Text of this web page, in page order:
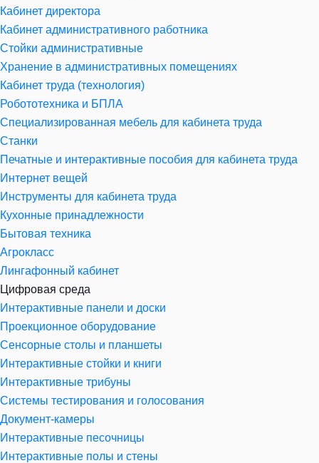
Кабинет директора
Кабинет административного работника
Стойки административные
Хранение в административных помещениях
Кабинет труда (технология)
Робототехника и БПЛА
Специализированная мебель для кабинета труда
Станки
Печатные и интерактивные пособия для кабинета труда
Интернет вещей
Инструменты для кабинета труда
Кухонные принадлежности
Бытовая техника
Агрокласс
Лингафонный кабинет
Цифровая среда
Интерактивные панели и доски
Проекционное оборудование
Сенсорные столы и планшеты
Интерактивные стойки и книги
Интерактивные трибуны
Системы тестирования и голосования
Документ-камеры
Интерактивные песочницы
Интерактивные полы и стены